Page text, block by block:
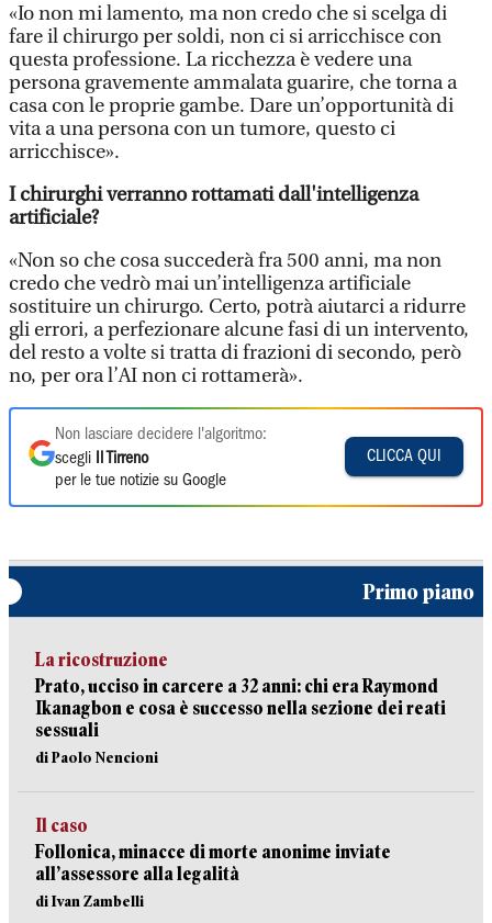
«Io non mi lamento, ma non credo che si scelga di
fare il chirurgo per soldi, non ci si arricchisce con
questa professione. La ricchezza è vedere una
persona gravemente ammalata guarire, che torna a
casa con le proprie gambe. Dare un’opportunità di
vita a una persona con un tumore, questo ci
arricchisce».
I chirurghi verranno rottamati dall'intelligenza
artificiale?
«Non so che cosa succederà fra 500 anni, ma non
credo che vedrò mai un’intelligenza artificiale
sostituire un chirurgo. Certo, potrà aiutarci a ridurre
gli errori, a perfezionare alcune fasi di un intervento,
del resto a volte si tratta di frazioni di secondo, però
no, per ora l’AI non ci rottamerà».
Non lasciare decidere l'algoritmo:
scegli
Il Tirreno
per le tue notizie su Google
CLICCA QUI
Primo piano
La ricostruzione
Prato, ucciso in carcere a 32 anni: chi era Raymond
Ikanagbon e cosa è successo nella sezione dei reati
sessuali
di Paolo Nencioni
Il caso
Follonica, minacce di morte anonime inviate
all’assessore alla legalità
di Ivan Zambelli